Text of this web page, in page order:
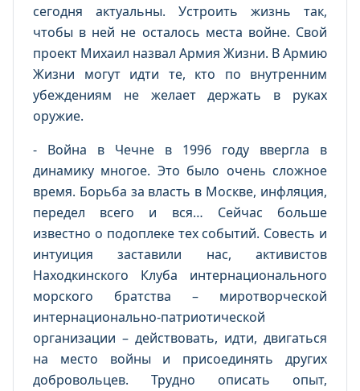
сегодня актуальны. Устроить жизнь так,
чтобы в ней не осталось места войне. Свой
проект Михаил назвал Армия Жизни. В Армию
Жизни могут идти те, кто по внутренним
убеждениям не желает держать в руках
оружие.
- Война в Чечне в 1996 году ввергла в
динамику многое. Это было очень сложное
время. Борьба за власть в Москве, инфляция,
передел всего и вся… Сейчас больше
известно о подоплеке тех событий. Совесть и
интуиция заставили нас, активистов
Находкинского Клуба интернационального
морского братства – миротворческой
интернационально-патриотической
организации – действовать, идти, двигаться
на место войны и присоединять других
добровольцев. Трудно описать опыт,